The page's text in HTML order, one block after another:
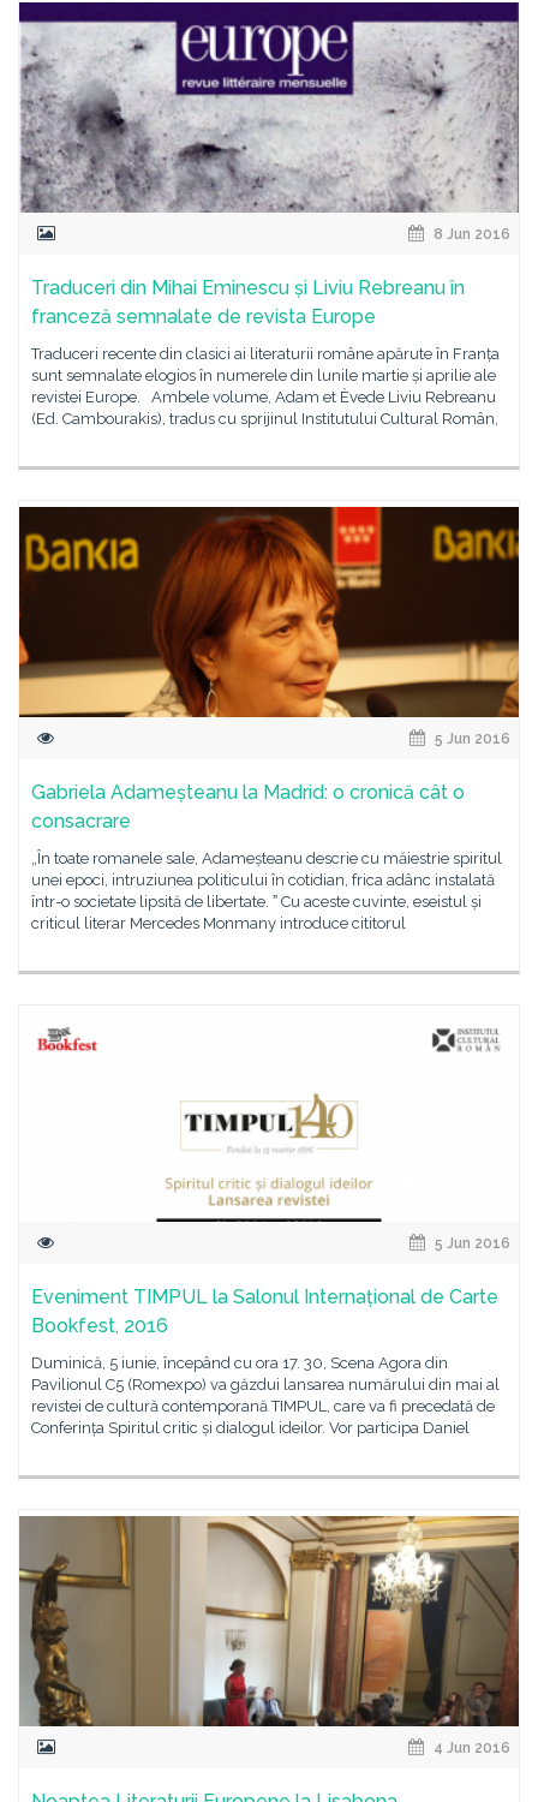
8 Jun 2016
Traduceri din Mihai Eminescu și Liviu Rebreanu în
franceză semnalate de revista Europe
Traduceri recente din clasici ai literaturii române apărute în Franța
sunt semnalate elogios în numerele din lunile martie și aprilie ale
revistei Europe. Ambele volume, Adam et Èvede Liviu Rebreanu
(Ed. Cambourakis), tradus cu sprijinul Institutului Cultural Român,
5 Jun 2016
Gabriela Adameșteanu la Madrid: o cronică cât o
consacrare
„În toate romanele sale, Adameșteanu descrie cu măiestrie spiritul
unei epoci, intruziunea politicului în cotidian, frica adânc instalată
într-o societate lipsită de libertate. ˮ Cu aceste cuvinte, eseistul și
criticul literar Mercedes Monmany introduce cititorul
5 Jun 2016
Eveniment TIMPUL la Salonul Internațional de Carte
Bookfest, 2016
Duminică, 5 iunie, începând cu ora 17. 30, Scena Agora din
Pavilionul C5 (Romexpo) va găzdui lansarea numărului din mai al
revistei de cultură contemporană TIMPUL, care va fi precedată de
Conferința Spiritul critic și dialogul ideilor. Vor participa Daniel
4 Jun 2016